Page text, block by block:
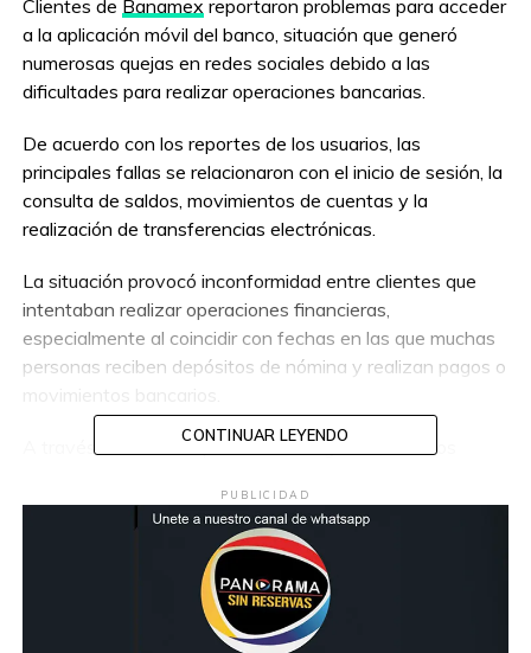
Clientes de Banamex reportaron problemas para acceder
a la aplicación móvil del banco, situación que generó
numerosas quejas en redes sociales debido a las
dificultades para realizar operaciones bancarias.
De acuerdo con los reportes de los usuarios, las
principales fallas se relacionaron con el inicio de sesión, la
consulta de saldos, movimientos de cuentas y la
realización de transferencias electrónicas.
La situación provocó inconformidad entre clientes que
intentaban realizar operaciones financieras,
especialmente al coincidir con fechas en las que muchas
personas reciben depósitos de nómina y realizan pagos o
A través de diversas plataformas digitales, usuarios
señalaban errores de acceso e intermitencias en el
Hasta el momento, la institución financiera no ha emitido
información detallada sobre el origen de las fallas ni sobre
el número de clientes afectados. Tampoco se ha
CONTINUAR LEYENDO
PUBLICIDAD